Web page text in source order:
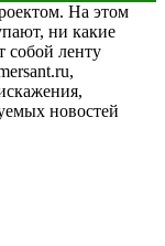
На этом
ни какие
собой ленту
новостей